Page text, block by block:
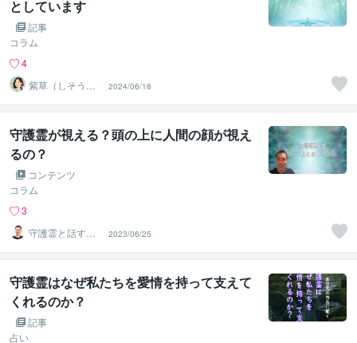
としています
記事
コラム
4
紫草（しそう）
❀真実の霊感霊
視・透視鑑定
2024/06/18
守護霊が視える？頭の上に人間の顔が視え
るの？
コンテンツ
コラム
3
守護霊と話す人
｜まこと
2023/06/25
守護霊はなぜ私たちを愛情を持って支えて
くれるのか？
記事
占い